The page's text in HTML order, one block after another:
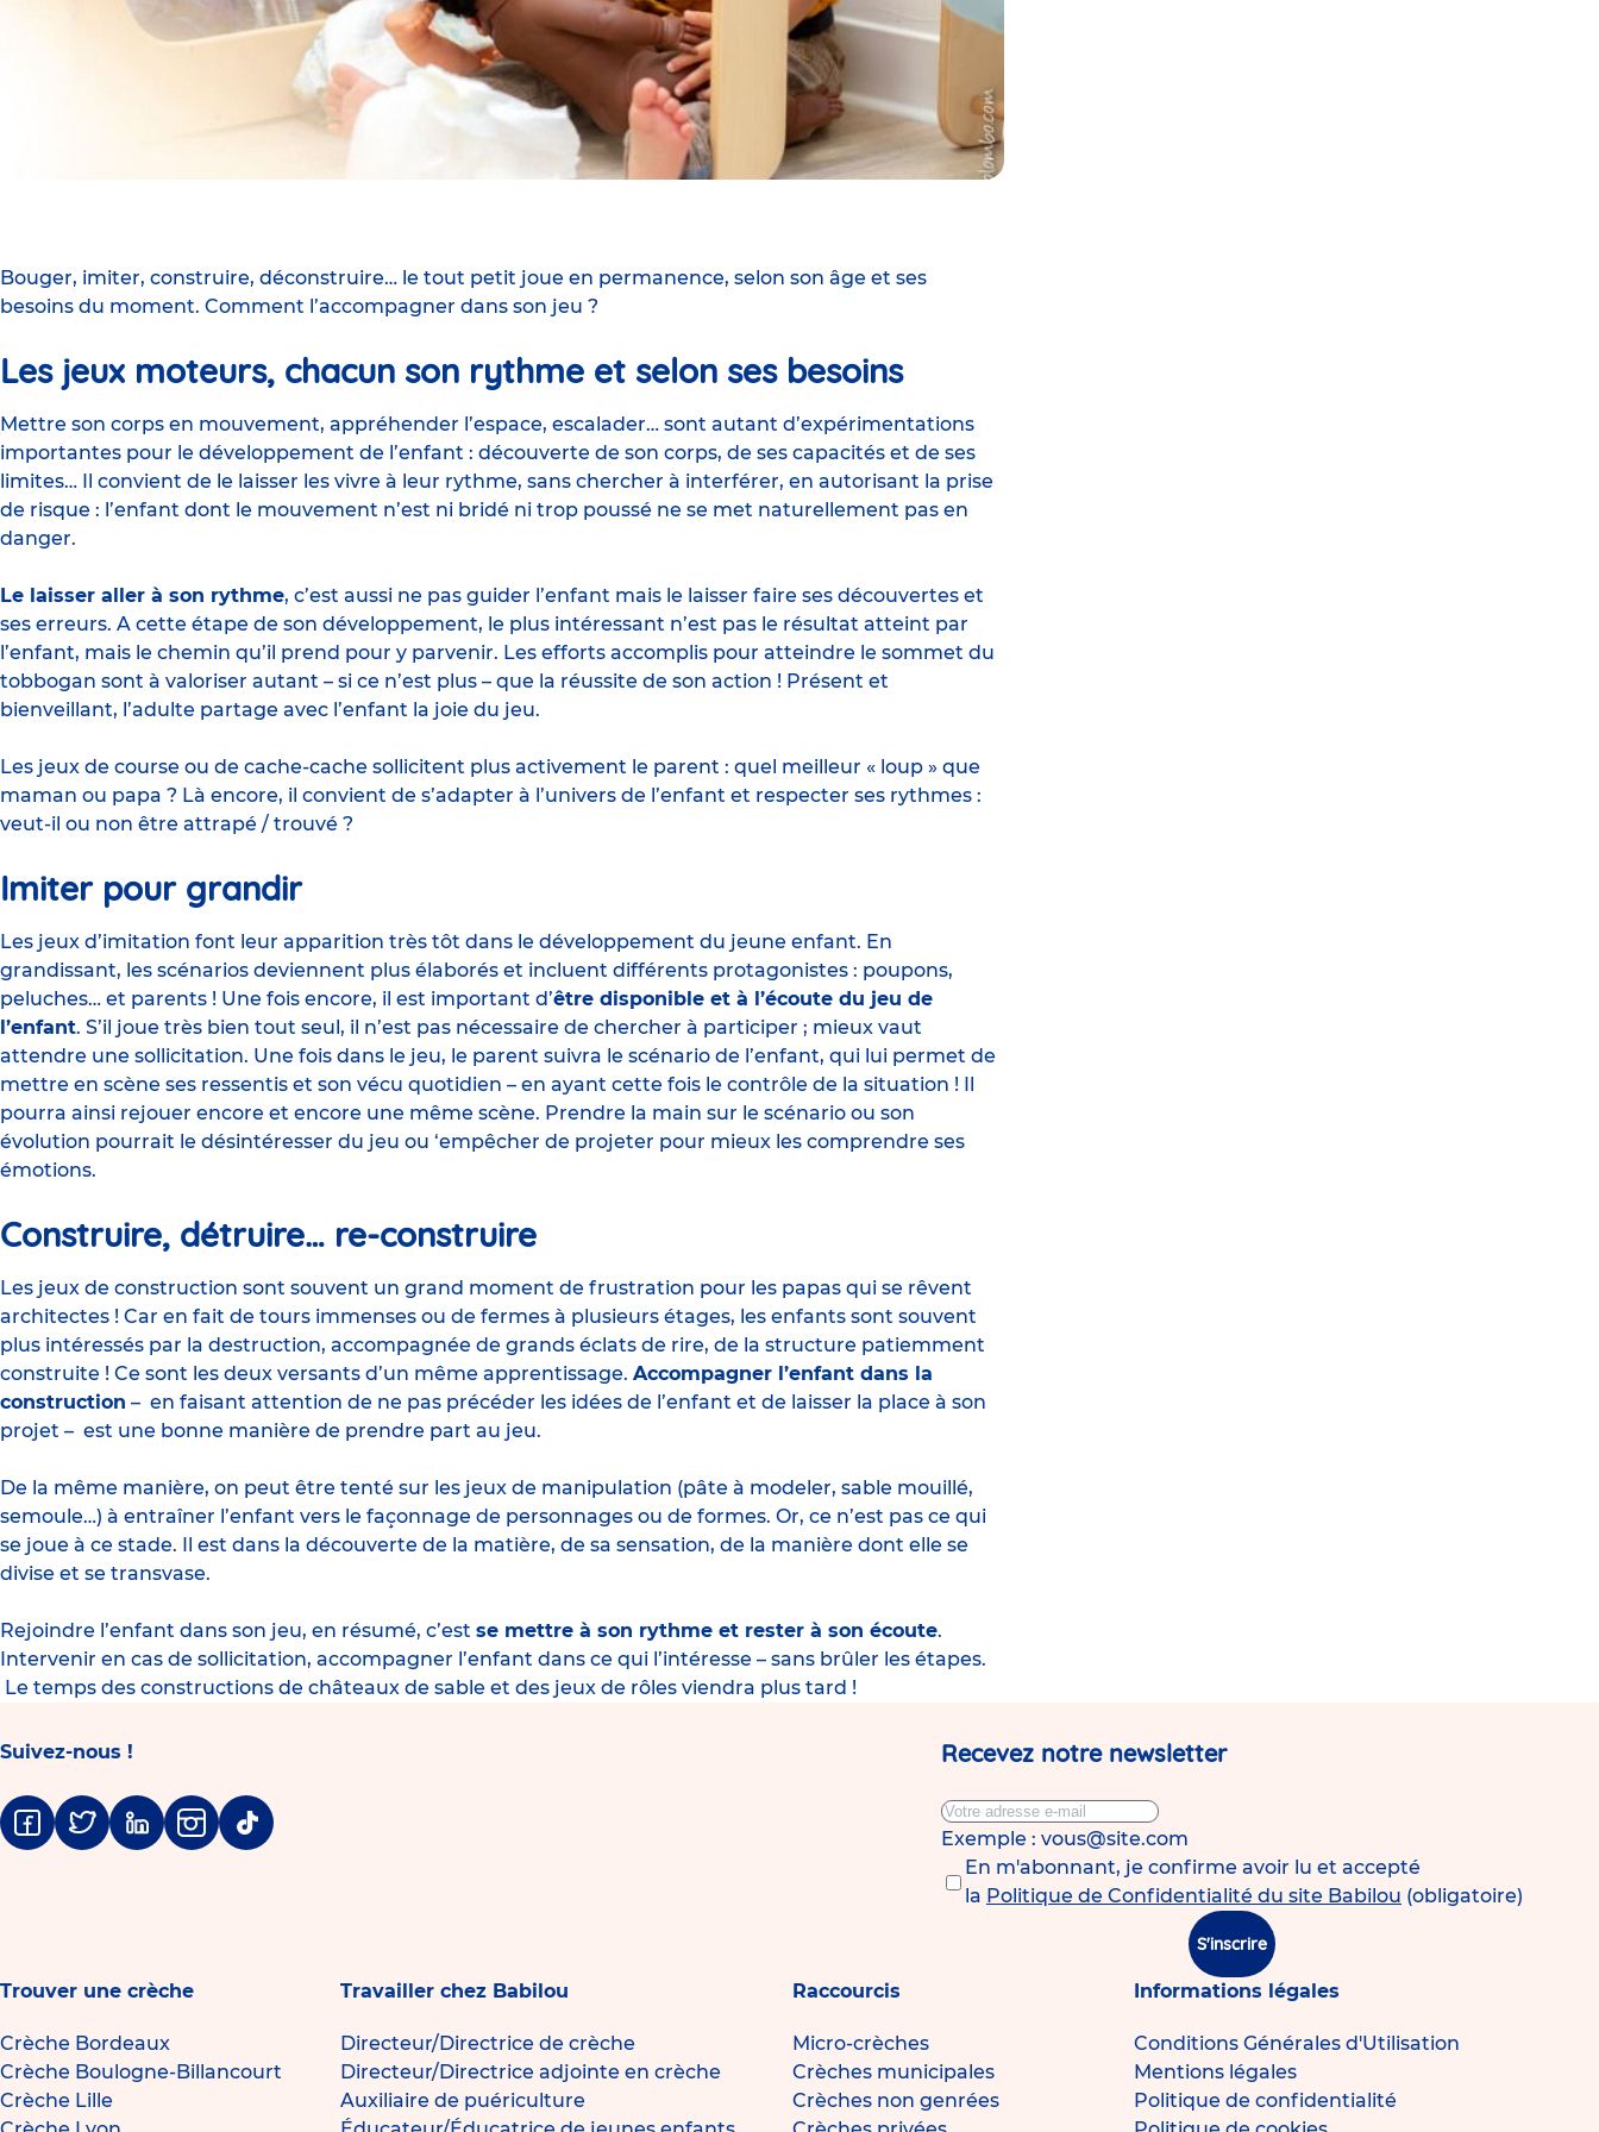
Bouger, imiter, construire, déconstruire… le tout petit joue en permanence, selon son âge et ses
besoins du moment. Comment l’accompagner dans son jeu ?
Les jeux moteurs, chacun son rythme et selon ses besoins
Mettre son corps en mouvement, appréhender l’espace, escalader… sont autant d’expérimentations
importantes pour le développement de l’enfant : découverte de son corps, de ses capacités et de ses
limites… Il convient de le laisser les vivre à leur rythme, sans chercher à interférer, en autorisant la prise
de risque : l’enfant dont le mouvement n’est ni bridé ni trop poussé ne se met naturellement pas en
danger.
Le laisser aller à son rythme, c’est aussi ne pas guider l’enfant mais le laisser faire ses découvertes et
ses erreurs. A cette étape de son développement, le plus intéressant n’est pas le résultat atteint par
l’enfant, mais le chemin qu’il prend pour y parvenir. Les efforts accomplis pour atteindre le sommet du
tobbogan sont à valoriser autant – si ce n’est plus – que la réussite de son action ! Présent et
bienveillant, l’adulte partage avec l’enfant la joie du jeu.
Les jeux de course ou de cache-cache sollicitent plus activement le parent : quel meilleur « loup » que
maman ou papa ? Là encore, il convient de s’adapter à l’univers de l’enfant et respecter ses rythmes :
veut-il ou non être attrapé / trouvé ?
Imiter pour grandir
Les jeux d’imitation font leur apparition très tôt dans le développement du jeune enfant. En
grandissant, les scénarios deviennent plus élaborés et incluent différents protagonistes : poupons,
peluches… et parents ! Une fois encore, il est important d’être disponible et à l’écoute du jeu de
l’enfant. S’il joue très bien tout seul, il n’est pas nécessaire de chercher à participer ; mieux vaut
attendre une sollicitation. Une fois dans le jeu, le parent suivra le scénario de l’enfant, qui lui permet de
mettre en scène ses ressentis et son vécu quotidien – en ayant cette fois le contrôle de la situation ! Il
pourra ainsi rejouer encore et encore une même scène. Prendre la main sur le scénario ou son
évolution pourrait le désintéresser du jeu ou ‘empêcher de projeter pour mieux les comprendre ses
émotions.
Construire, détruire… re-construire
Les jeux de construction sont souvent un grand moment de frustration pour les papas qui se rêvent
architectes ! Car en fait de tours immenses ou de fermes à plusieurs étages, les enfants sont souvent
plus intéressés par la destruction, accompagnée de grands éclats de rire, de la structure patiemment
construite ! Ce sont les deux versants d’un même apprentissage. Accompagner l’enfant dans la
construction – en faisant attention de ne pas précéder les idées de l’enfant et de laisser la place à son
projet – est une bonne manière de prendre part au jeu.
De la même manière, on peut être tenté sur les jeux de manipulation (pâte à modeler, sable mouillé,
semoule…) à entraîner l’enfant vers le façonnage de personnages ou de formes. Or, ce n’est pas ce qui
se joue à ce stade. Il est dans la découverte de la matière, de sa sensation, de la manière dont elle se
divise et se transvase.
Rejoindre l’enfant dans son jeu, en résumé, c’est se mettre à son rythme et rester à son écoute.
Intervenir en cas de sollicitation, accompagner l’enfant dans ce qui l’intéresse – sans brûler les étapes.
Le temps des constructions de châteaux de sable et des jeux de rôles viendra plus tard !
Suivez-nous !
Facebook
TwitterLinkedinInstagram
Tiktok
Recevez notre newsletter
Exemple : vous@site.com
En m'abonnant, je confirme avoir lu et accepté
la Politique de Confidentialité du site Babilou (obligatoire)
S'inscrire
Trouver une crèche
Crèche Bordeaux
Crèche Boulogne-Billancourt
Crèche Lille
Travailler chez Babilou
Directeur/Directrice de crèche
Directeur/Directrice adjointe en crèche
Auxiliaire de puériculture
Raccourcis
Micro-crèches
Crèches municipales
Crèches non genrées
Informations légales
Conditions Générales d'Utilisation
Mentions légales
Politique de confidentialité